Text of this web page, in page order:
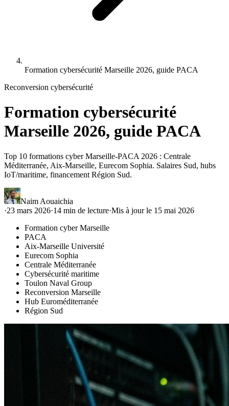
Formation cybersécurité Marseille 2026, guide PACA
Reconversion cybersécurité
Formation cybersécurité
Marseille 2026, guide PACA
Top 10 formations cyber Marseille-PACA 2026 : Centrale
Méditerranée, Aix-Marseille, Eurecom Sophia. Salaires Sud, hubs
IoT/maritime, financement Région Sud.
Naim Aouaichia
·23 mars 2026·14 min de lecture·Mis à jour le 15 mai 2026
Formation cyber Marseille
PACA
Aix-Marseille Université
Eurecom Sophia
Centrale Méditerranée
Cybersécurité maritime
Toulon Naval Group
Reconversion Marseille
Hub Euroméditerranée
Région Sud